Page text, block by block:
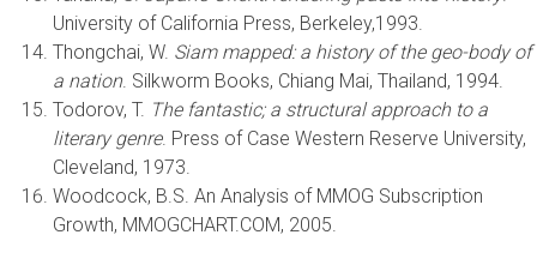
University of California Press, Berkeley,1993.
Thongchai, W. Siam mapped: a history of the geo-body of
a nation. Silkworm Books, Chiang Mai, Thailand, 1994.
Todorov, T. The fantastic; a structural approach to a
literary genre. Press of Case Western Reserve University,
Cleveland, 1973.
Woodcock, B.S. An Analysis of MMOG Subscription
Growth, MMOGCHART.COM, 2005.